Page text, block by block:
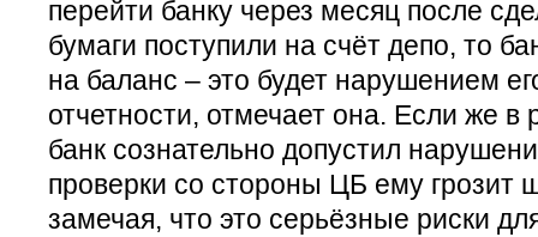
перейти банку через месяц после
бумаги поступили на счёт депо, то
на баланс – это будет нарушением
отчетности, отмечает она. Если же
банк сознательно допустил
проверки со стороны ЦБ ему грозит
замечая, что это серьёзные риски